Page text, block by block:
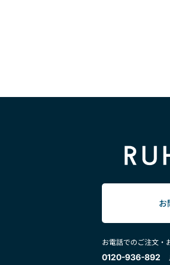
お
お電話でのご注文・
0120-936-892